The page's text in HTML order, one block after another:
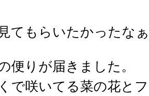
てもらいたかったな
便りが届きました。
で咲いてる菜の花と